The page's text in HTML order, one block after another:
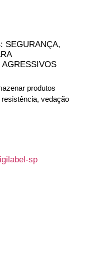
SEGURANÇA,
produtos
vedação